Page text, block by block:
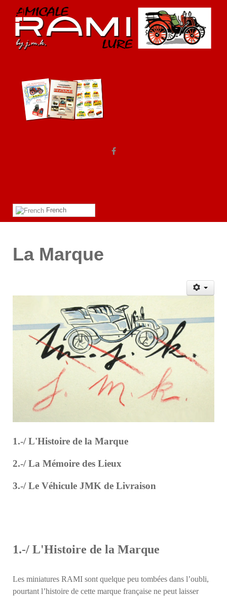
French
La Marque
1.-/ L'Histoire de la Marque
2.-/ La Mémoire des Lieux
3.-/ Le Véhicule JMK de Livraison
1.-/ L'Histoire de la Marque
Les miniatures RAMI sont quelque peu tombées dans l’oubli,
pourtant l’histoire de cette marque française ne peut laisser